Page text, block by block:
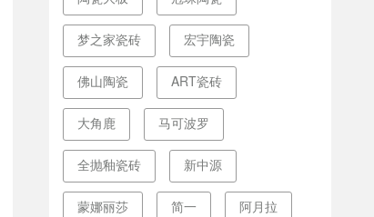
梦之家瓷砖 宏宇陶瓷
佛山陶瓷 ART瓷砖
大角鹿 马可波罗
全抛釉瓷砖 新中源
蒙娜丽莎 简一 阿月拉